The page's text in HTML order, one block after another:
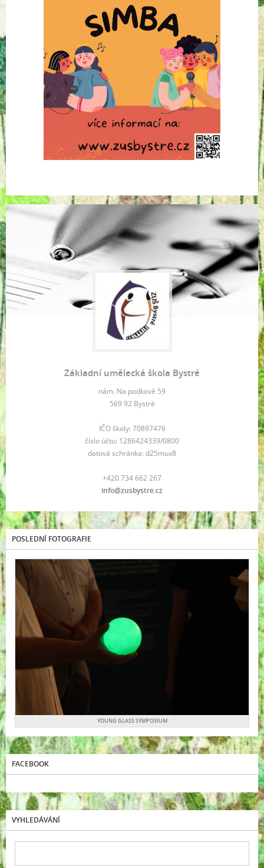
Základní umělecká škola Bystré
nám. Na podkově 59
569 92 Bystré
IČO školy: 70897476
číslo účtu: 1286424339/0800
datová schránka: d25mux8
+420 734 662 267
info@zusbystre.cz
POSLEDNÍ FOTOGRAFIE
YOUNG GLASS SYMPOSIUM
FACEBOOK
VYHLEDÁVÁNÍ